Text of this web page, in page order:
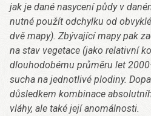
jak je dané nasycení půdy v
nutné použít odchylku od
dvě mapy). Zbývající mapy pak
na stav vegetace (jako relativní
dlouhodobému průměru let
sucha na jednotlivé plodiny.
důsledkem kombinace
vláhy, ale také její anomálnosti.